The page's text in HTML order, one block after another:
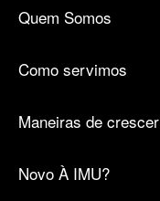
Quem Somos
Como servimos
Maneiras de crescer
Novo À IMU?